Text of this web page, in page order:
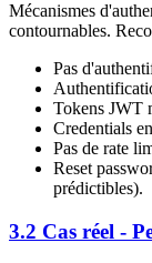
Mécanismes
contournables.
Pas
Tokens JWT
Credentials
Pas de rate
Reset
prédictibles).
3.2 Cas réel -